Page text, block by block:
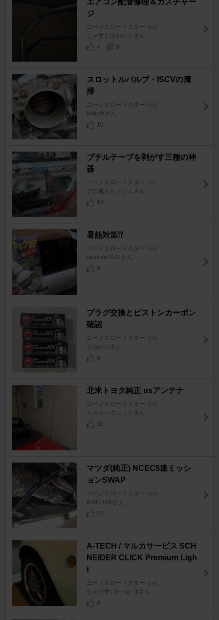
ジ
ユーノスロードスター [NA]
しゃすとほわいとさん
4
0
スロットルバルブ・ISCVの清
掃
ユーノスロードスター [NA]
NAightさん
10
ブチルテープを剥がす三種の神
器
ユーノスロードスター [NA]
プロ素人イノウエさん
14
暑熱対策⁉️
ユーノスロードスター [NA]
outdoor1970さん
9
プラグ交換とピストンカーボン
確認
ユーノスロードスター [NA]
とねがわさん
6
北米トヨタ純正 usアンテナ
ユーノスロードスター [NA]
スティックシフトさん
32
マツダ(純正) NCEC5速ミッシ
ョンSWAP
ユーノスロードスター [NA]
IKACHANさん
23
A-TECH / マルカサービス SCH
NEIDER CLICK Premium Ligh
t
ユーノスロードスター [NA]
じゃりすけ(/・ω・)/さん
0